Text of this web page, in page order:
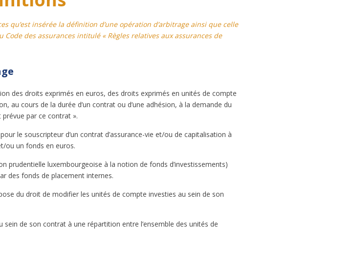
qu’est insérée la définition d’une opération d’arbitrage ainsi que celle
des assurances intitulé « Règles relatives aux assurances de
des droits exprimés en euros, des droits exprimés en unités de compte
au cours de la durée d’un contrat ou d’une adhésion, à la demande du
par ce contrat ».
le souscripteur d’un contrat d’assurance-vie et/ou de capitalisation à
ou un fonds en euros.
prudentielle luxembourgeoise à la notion de fonds d’investissements)
des fonds de placement internes.
du droit de modifier les unités de compte investies au sein de son
de son contrat à une répartition entre l’ensemble des unités de